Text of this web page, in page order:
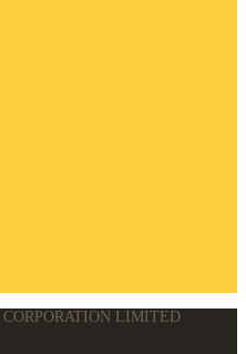
LIMITED